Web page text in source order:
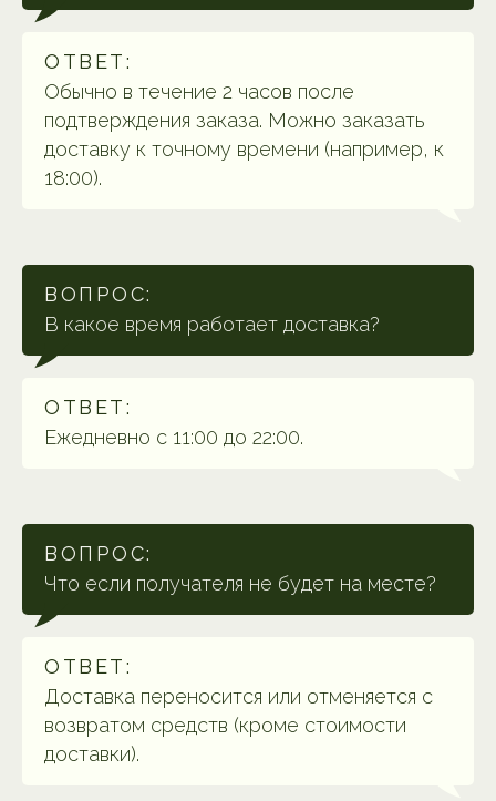
ОТВЕТ:
Обычно в течение 2 часов после
подтверждения заказа. Можно заказать
доставку к точному времени (например, к
18:00).
ВОПРОС:
В какое время работает доставка?
ОТВЕТ:
Ежедневно с 11:00 до 22:00.
ВОПРОС:
Что если получателя не будет на месте?
ОТВЕТ:
Доставка переносится или отменяется с
возвратом средств (кроме стоимости
доставки).